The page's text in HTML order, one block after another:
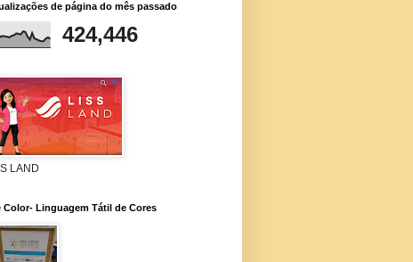
de página do mês passado
424,446
LAND
Color- Linguagem Tátil de Cores